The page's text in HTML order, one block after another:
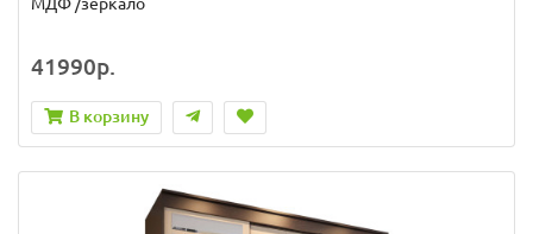
41990р.
В корзину